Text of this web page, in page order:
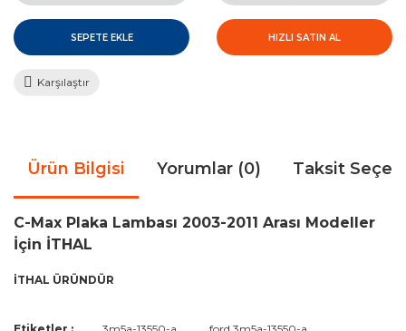
SEPETE EKLE HIZLI SATIN AL
Karşılaştır
Ürün Bilgisi Yorumlar (0) Taksit
C-Max Plaka Lambası 2003-2011 Arası Modeller
İçin İTHAL
İTHAL ÜRÜNDÜR
Bu ürünün fiyat bilgisi, resim, ürün açıklamalarında ve diğer